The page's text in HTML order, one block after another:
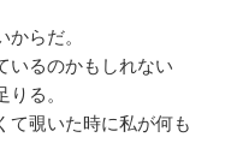
らだ。
いるのかもしれない
る。
て覗いた時に私が何も